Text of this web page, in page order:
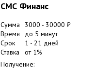
СМС Финанс
Сумма 3000 - 30000 ₽
Время
до 5 минут
Срок
1 - 21 дней
Ставка
от 1%
Получение: